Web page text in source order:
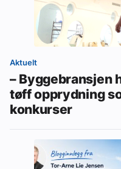
Aktuelt
– Byggebransjen
tøff opprydning
konkurser